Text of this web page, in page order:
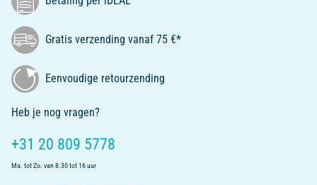
Gratis verzending vanaf 75 €*
Eenvoudige retourzending
Heb je nog vragen?
+31 20 809 5778
Ma. tot Zo. van 8.30 tot 16 uur